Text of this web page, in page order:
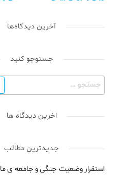
آخرین دیدگاه‌ها
جستوجو کنید
اخرین دیدگاه ها
جدیدترین مطالب
استقرار وضعیت جنگی و جامعه ی ما